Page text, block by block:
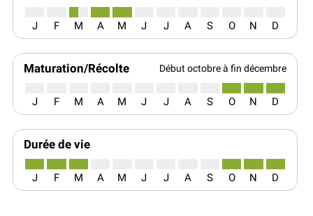
J F M A M J J A S O N D
Maturation/Récolte Début octobre à fin décembre
J F M A M J J A S O N D
Durée de vie
J F M A M J J A S O N D